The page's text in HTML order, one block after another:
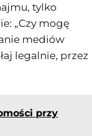
tylko
„Czy mogę
mediów
legalnie, przez
przy